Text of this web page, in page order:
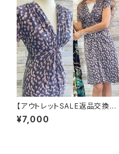
【アウトレットSALE返品交換不
可フランス製インポートワンピー
ス｜FIFILLES de PARIS フィ
¥7,000